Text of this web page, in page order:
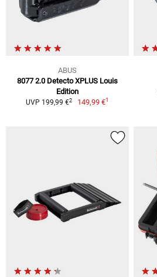
ABUS
8077 2.0 Detecto XPLUS Louis
Edition
UVP 199,99 €2 149,99 €1